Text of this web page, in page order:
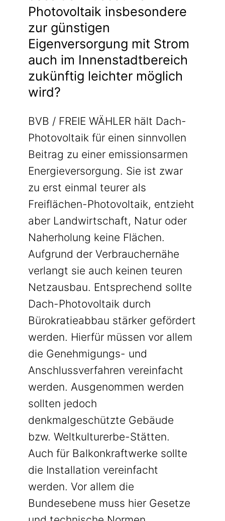
Photovoltaik insbesondere
zur günstigen
Eigenversorgung mit Strom
auch im Innenstadtbereich
zukünftig leichter möglich
wird?
BVB / FREIE WÄHLER hält Dach-
Photovoltaik für einen sinnvollen
Beitrag zu einer emissionsarmen
Energieversorgung. Sie ist zwar
zu erst einmal teurer als
Freiflächen-Photovoltaik, entzieht
aber Landwirtschaft, Natur oder
Naherholung keine Flächen.
Aufgrund der Verbrauchernähe
verlangt sie auch keinen teuren
Netzausbau. Entsprechend sollte
Dach-Photovoltaik durch
Bürokratieabbau stärker gefördert
werden. Hierfür müssen vor allem
die Genehmigungs- und
Anschlussverfahren vereinfacht
werden. Ausgenommen werden
sollten jedoch
denkmalgeschützte Gebäude
bzw. Weltkulturerbe-Stätten.
Auch für Balkonkraftwerke sollte
die Installation vereinfacht
werden. Vor allem die
Bundesebene muss hier Gesetze